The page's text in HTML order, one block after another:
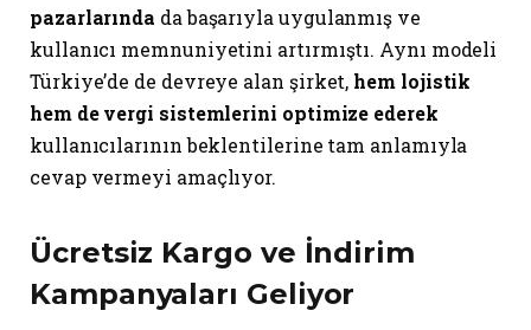
pazarlarında da başarıyla uygulanmış ve
kullanıcı memnuniyetini artırmıştı. Aynı modeli
Türkiye’de de devreye alan şirket, hem lojistik
hem de vergi sistemlerini optimize ederek
kullanıcılarının beklentilerine tam anlamıyla
cevap vermeyi amaçlıyor.
Ücretsiz Kargo ve İndirim
Kampanyaları Geliyor